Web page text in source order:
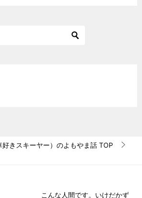
好きスキーヤー）のよもやま話 TOP
こんな人間です。いけだかず